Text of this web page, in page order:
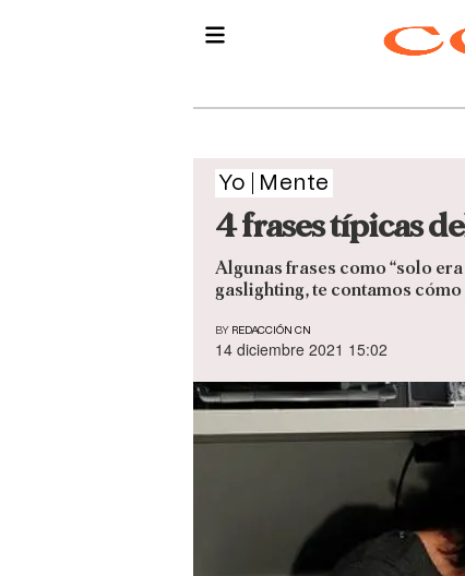
Yo Mente
4 frases típicas
Algunas frases como “solo
gaslighting, te contamos
BY REDACCIÓN CN
14 diciembre 2021 15:02